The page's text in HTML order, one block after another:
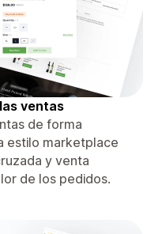
ventas
de forma
estilo marketplace
y venta
de los pedidos.